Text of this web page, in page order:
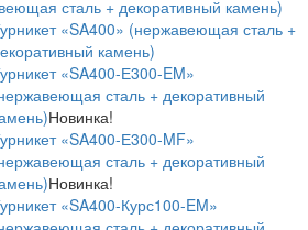
сталь + декоративный камень)
«SA400» (нержавеющая сталь +
камень)
«SA400-Е300-EM»
сталь + декоративный
Новинка!
«SA400-Е300-MF»
сталь + декоративный
Новинка!
«SA400-Курс100-EM»